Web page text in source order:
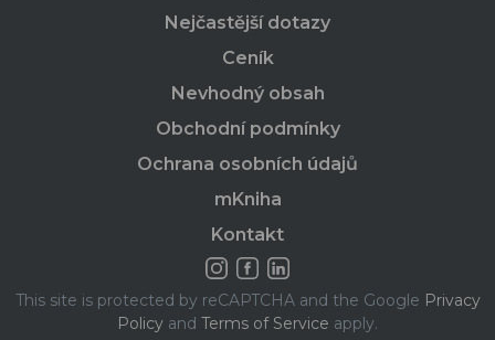
Nejčastější dotazy
Ceník
Nevhodný obsah
Obchodní podmínky
Ochrana osobních údajů
mKniha
Kontakt
This site is protected by reCAPTCHA and the Google Privacy
Policy and Terms of Service apply.